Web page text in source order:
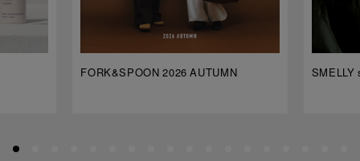
FORK&SPOON 2026 AUTUMN SMELLY